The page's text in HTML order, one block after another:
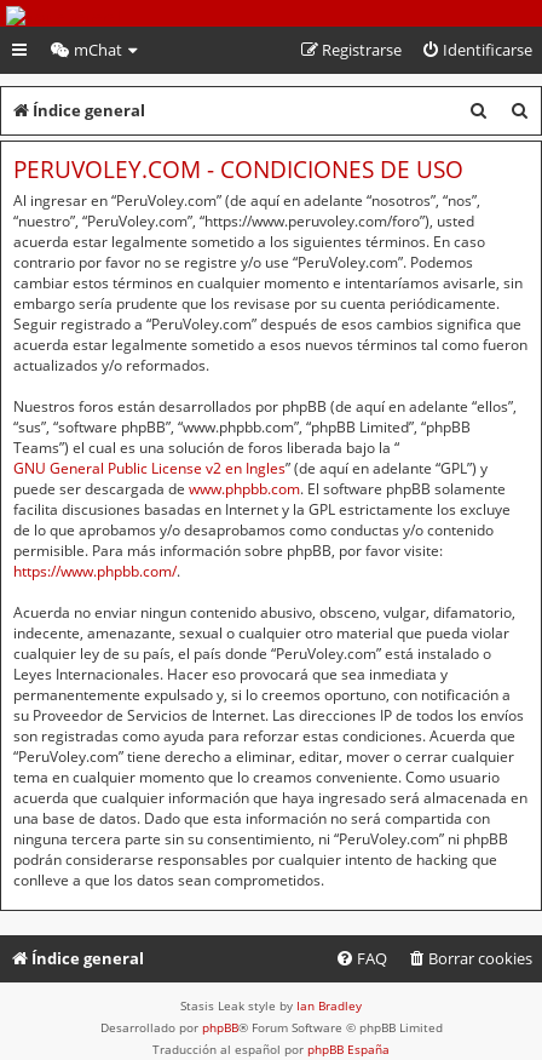
PeruVoley.com
mChat Identificarse
Registrarse
Índice general
u
u
r
PERUVOLEY.COM - CONDICIONES DE USO
Al ingresar en “PeruVoley.com” (de aquí en adelante “nosotros”, “nos”,
“nuestro”, “PeruVoley.com”, “https://www.peruvoley.com/foro”), usted
acuerda estar legalmente sometido a los siguientes términos. En caso
contrario por favor no se registre y/o use “PeruVoley.com”. Podemos
cambiar estos términos en cualquier momento e intentaríamos avisarle, sin
embargo sería prudente que los revisase por su cuenta periódicamente.
Seguir registrado a “PeruVoley.com” después de esos cambios significa que
acuerda estar legalmente sometido a esos nuevos términos tal como fueron
actualizados y/o reformados.
Nuestros foros están desarrollados por phpBB (de aquí en adelante “ellos”,
“sus”, “software phpBB”, “www.phpbb.com”, “phpBB Limited”, “phpBB
Teams”) el cual es una solución de foros liberada bajo la “
GNU General Public License v2 en Ingles” (de aquí en adelante “GPL”) y
puede ser descargada de www.phpbb.com. El software phpBB solamente
facilita discusiones basadas en Internet y la GPL estrictamente los excluye
de lo que aprobamos y/o desaprobamos como conductas y/o contenido
permisible. Para más información sobre phpBB, por favor visite:
https://www.phpbb.com/.
Acuerda no enviar ningun contenido abusivo, obsceno, vulgar, difamatorio,
indecente, amenazante, sexual o cualquier otro material que pueda violar
cualquier ley de su país, el país donde “PeruVoley.com” está instalado o
Leyes Internacionales. Hacer eso provocará que sea inmediata y
permanentemente expulsado y, si lo creemos oportuno, con notificación a
su Proveedor de Servicios de Internet. Las direcciones IP de todos los envíos
son registradas como ayuda para reforzar estas condiciones. Acuerda que
“PeruVoley.com” tiene derecho a eliminar, editar, mover o cerrar cualquier
tema en cualquier momento que lo creamos conveniente. Como usuario
acuerda que cualquier información que haya ingresado será almacenada en
una base de datos. Dado que esta información no será compartida con
ninguna tercera parte sin su consentimiento, ni “PeruVoley.com” ni phpBB
podrán considerarse responsables por cualquier intento de hacking que
conlleve a que los datos sean comprometidos.
Índice general Borrar cookies
FAQ
Stasis Leak style by Ian Bradley
Desarrollado por phpBB® Forum Software © phpBB Limited
Traducción al español por phpBB España